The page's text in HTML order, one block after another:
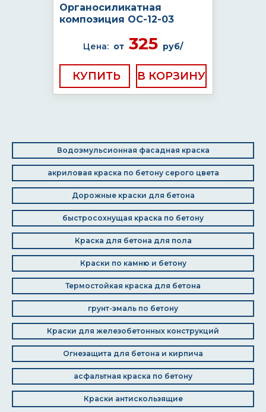
Органосиликатная
композиция ОС-12-03
Цена: от 325 руб/
КУПИТЬ
Водоэмульсионная фасадная краска
акриловая краска по бетону серого цвета
Дорожные краски для бетона
быстросохнущая краска по бетону
Краска для бетона для пола
Краски по камню и бетону
Термостойкая краска для бетона
грунт-эмаль по бетону
Краски для железобетонных конструкций
Огнезащита для бетона и кирпича
асфальтная краска по бетону
Краски антискользящие